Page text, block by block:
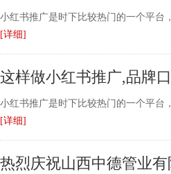
小红书推广是时下比较热门的一个平台
[详细]
这样做小红书推广,品牌
小红书推广是时下比较热门的一个平台
[详细]
热烈庆祝山西中德管业